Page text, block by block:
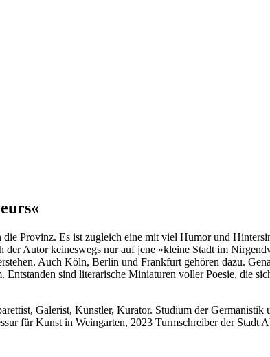
die Provinz. Es ist zugleich eine mit viel Humor und
Autor keineswegs nur auf jene »kleine Stadt im
Auch Köln, Berlin und Frankfurt gehören dazu.
sind literarische Miniaturen voller Poesie, die
Galerist, Künstler, Kurator. Studium der
für Kunst in Weingarten, 2023 Turmschreiber der Stadt